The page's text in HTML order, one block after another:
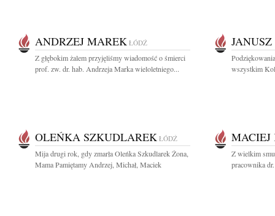
ANDRZEJ MAREK ŁÓDŹ
Z głębokim żalem przyjęliśmy wiadomość o śmierci
prof. zw. dr. hab. Andrzeja Marka wieloletniego...
wszystkim
OLEŃKA SZKUDLAREK ŁÓDŹ
Mija drugi rok, gdy zmarła Oleńka Szkudlarek Żona,
Mama Pamiętamy Andrzej, Michał, Maciek
MACIEJ
Z wielkim
pracownika